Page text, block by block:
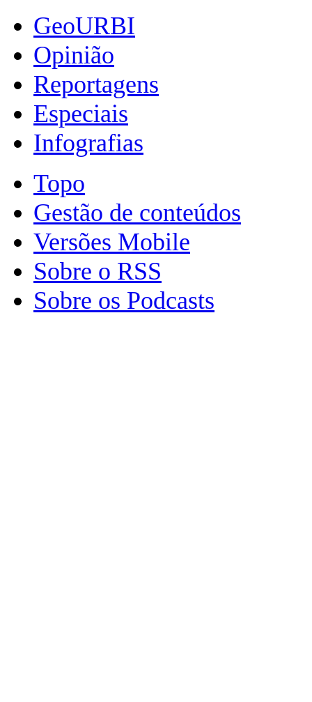
GeoURBI
Opinião
Reportagens
Especiais
Infografias
Topo
Gestão de conteúdos
Versões Mobile
Sobre o RSS
Sobre os Podcasts